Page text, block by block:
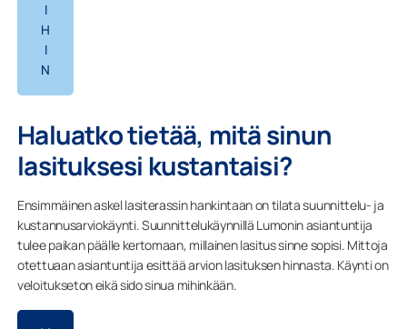
I
H
I
N
Haluatko tietää, mitä sinun
lasituksesi kustantaisi?
Ensimmäinen askel lasiterassin hankintaan on tilata suunnittelu- ja
kustannusarviokäynti. Suunnittelukäynnillä Lumonin asiantuntija
tulee paikan päälle kertomaan, millainen lasitus sinne sopisi. Mittoja
otettuaan asiantuntija esittää arvion lasituksen hinnasta. Käynti on
veloitukseton eikä sido sinua mihinkään.